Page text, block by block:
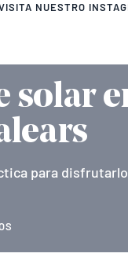
NUESTRO
solar
para